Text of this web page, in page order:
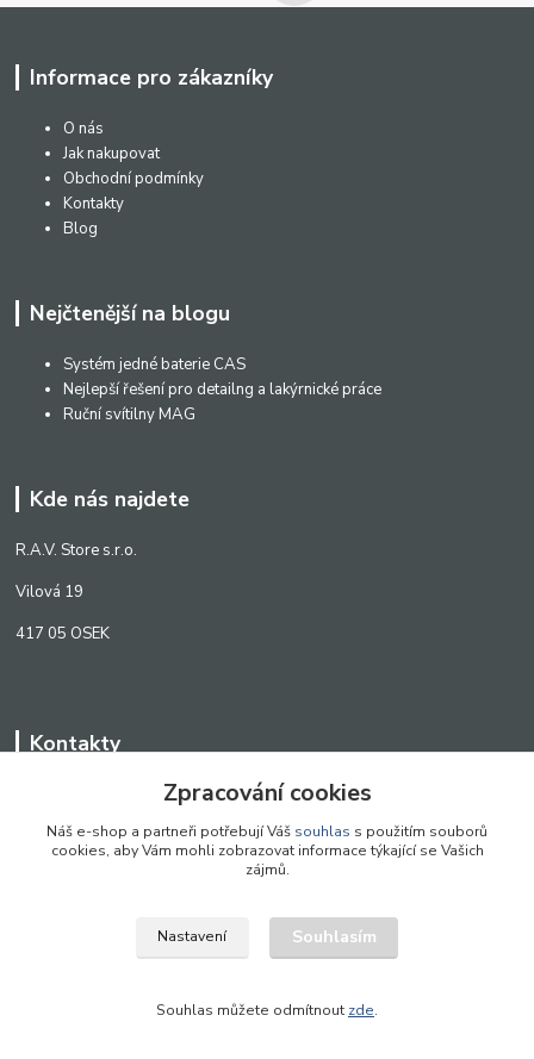
Informace pro zákazníky
O nás
Jak nakupovat
Obchodní podmínky
Kontakty
Blog
Nejčtenější na blogu
Systém jedné baterie CAS
Nejlepší řešení pro detailng a lakýrnické práce
Ruční svítilny MAG
Kde nás najdete
R.A.V. Store s.r.o.
Vilová 19
417 05 OSEK
Kontakty
WWW.SCANLED.CZ 2022
Zpracování cookies
Náš e-shop a partneři potřebují Váš souhlas s použitím souborů
cookies, aby Vám mohli zobrazovat informace týkající se Vašich
zájmů.
Nastavení Souhlasím
Souhlas můžete odmítnout zde.